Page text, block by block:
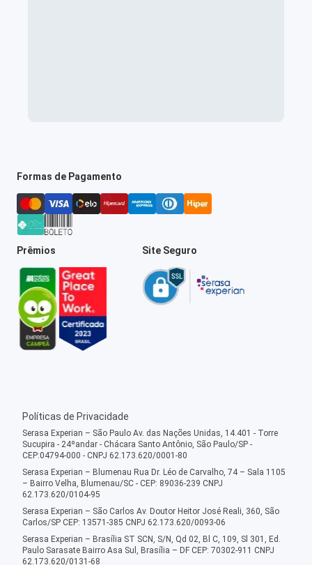
Formas de Pagamento
Prêmios Site Seguro
Políticas de Privacidade
Serasa Experian – São Paulo Av. das Nações Unidas, 14.401 - Torre
Sucupira - 24ºandar - Chácara Santo Antônio, São Paulo/SP -
CEP:04794-000 - CNPJ 62.173.620/0001-80
Serasa Experian – Blumenau Rua Dr. Léo de Carvalho, 74 – Sala 1105
– Bairro Velha, Blumenau/SC - CEP: 89036-239 CNPJ
62.173.620/0104-95
Serasa Experian – São Carlos Av. Doutor Heitor José Reali, 360, São
Carlos/SP CEP: 13571-385 CNPJ 62.173.620/0093-06
Serasa Experian – Brasília ST SCN, S/N, Qd 02, Bl C, 109, Sl 301, Ed.
Paulo Sarasate Bairro Asa Sul, Brasília – DF CEP: 70302-911 CNPJ
62.173.620/0131-68